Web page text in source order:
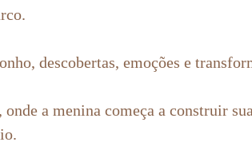
descobertas, emoções e
a menina começa a construir